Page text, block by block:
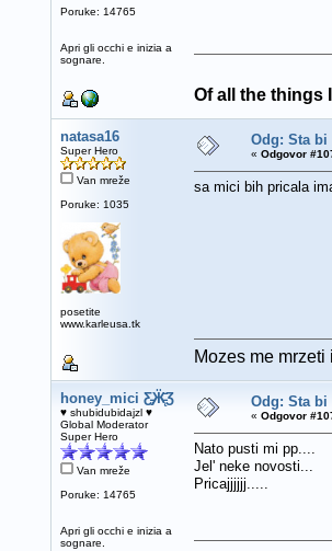
Poruke: 14765
Apri gli occhi e inizia a
sognare.
Of all the things
natasa16
Super Hero
Van mreže
Poruke: 1035
posetite
www.karleusa.tk
Odg: Sta
« Odgovor
sa mici bih pricala
Mozes me
honey_mici Ƹ̵̡Ӝ̵̨̄Ʒ
♥ shubidubidajzl ♥
Global Moderator
Super Hero
Van mreže
Poruke: 14765
Apri gli occhi e inizia a
sognare.
Odg: Sta
« Odgovor
Nato pusti mi pp....
Jel' neke novosti...
Pricajjjjjj.....